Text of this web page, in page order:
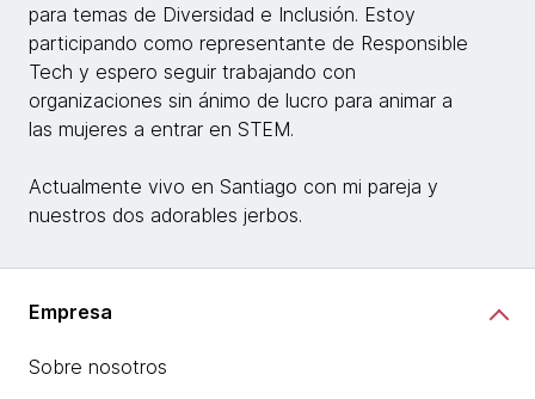
para temas de Diversidad e Inclusión. Estoy
participando como representante de Responsible
Tech y espero seguir trabajando con
organizaciones sin ánimo de lucro para animar a
las mujeres a entrar en STEM.
Actualmente vivo en Santiago con mi pareja y
nuestros dos adorables jerbos.
Empresa
Sobre nosotros